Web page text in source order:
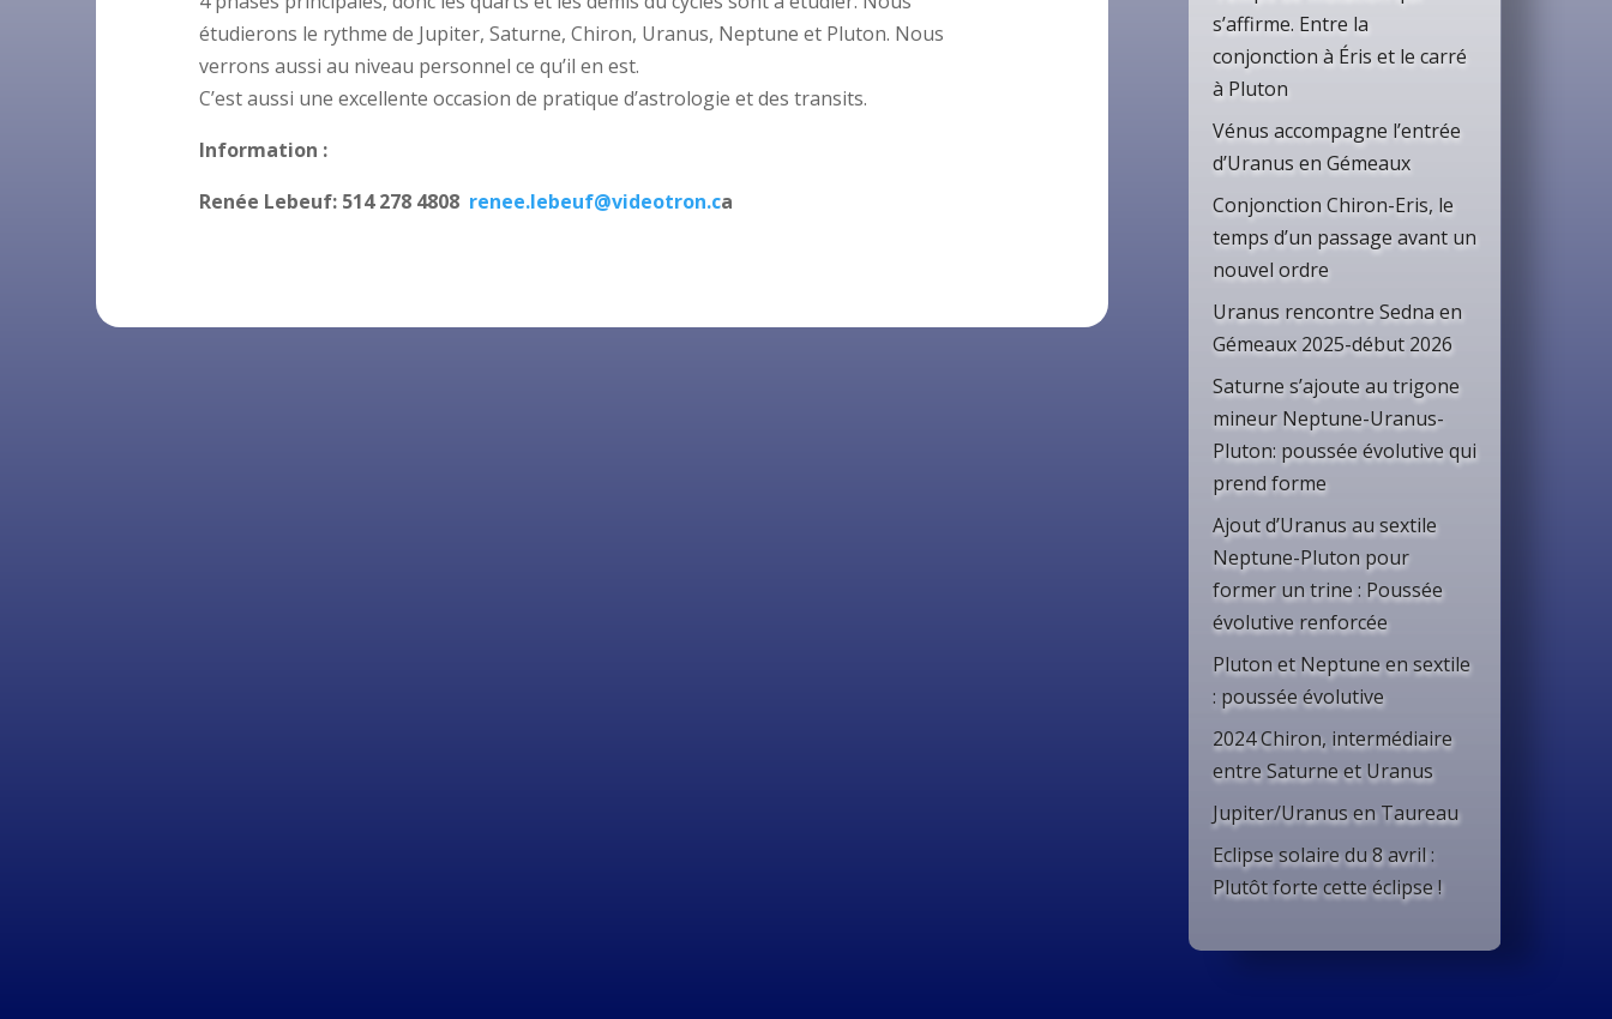
étudierons le rythme de Jupiter, Saturne, Chiron, Uranus, Neptune et Pluton. Nous
verrons aussi au niveau personnel ce qu’il en est.
C’est aussi une excellente occasion de pratique d’astrologie et des transits.
Information :
Renée Lebeuf: 514 278 4808 renee.lebeuf@videotron.ca
s’affirme. Entre la
conjonction à Éris et le carré
à Pluton
Vénus accompagne l’entrée
d’Uranus en Gémeaux
Conjonction Chiron-Eris, le
temps d’un passage avant un
nouvel ordre
Uranus rencontre Sedna en
Gémeaux 2025-début 2026
Saturne s’ajoute au trigone
mineur Neptune-Uranus-
Pluton: poussée évolutive qui
prend forme
Ajout d’Uranus au sextile
Neptune-Pluton pour
former un trine : Poussée
évolutive renforcée
Pluton et Neptune en sextile
: poussée évolutive
2024 Chiron, intermédiaire
entre Saturne et Uranus
Jupiter/Uranus en Taureau
Eclipse solaire du 8 avril :
Plutôt forte cette éclipse !